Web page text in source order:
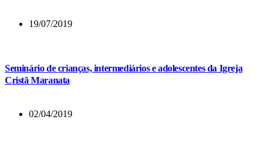
19/07/2019
Seminário de crianças, intermediários e adolescentes da Igreja
Cristã Maranata
02/04/2019